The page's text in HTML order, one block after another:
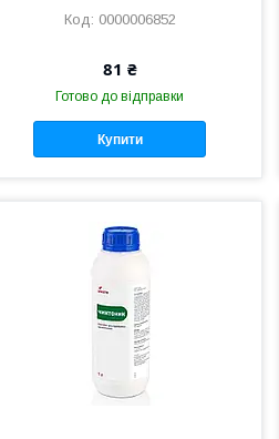
0000006852
81 ₴
Готово до відправки
Купити